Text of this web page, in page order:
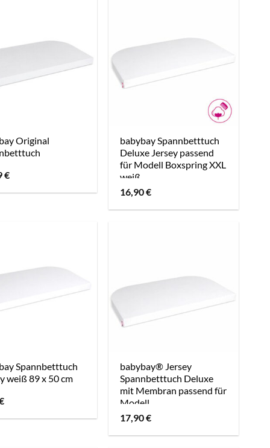
Original
€
babybay Spannbetttuch
Deluxe Jersey passend
für Modell Boxspring XXL
weiß
16,90€
Spannbetttuch
weiß 89 x 50 cm
babybay® Jersey
Spannbetttuch Deluxe
mit Membran passend für
Modell
Verlängerungsseite
17,90€